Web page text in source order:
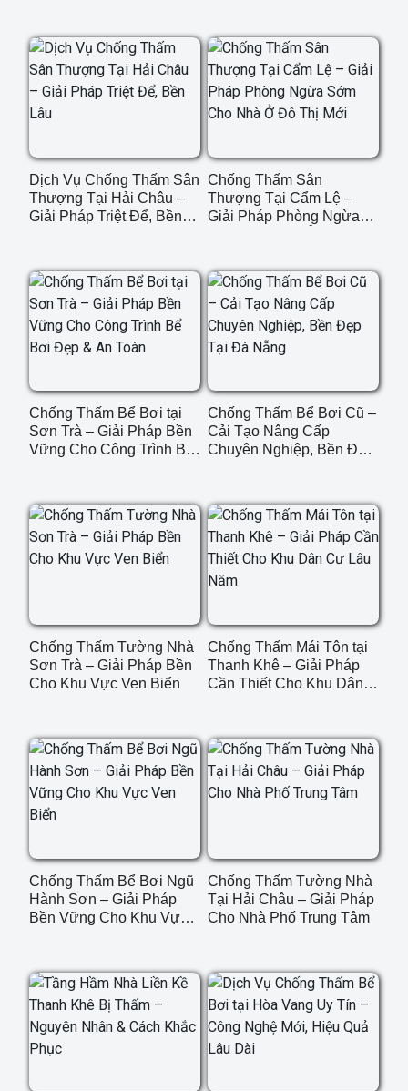
Dịch Vụ Chống Thấm Sân
Thượng Tại Hải Châu –
Giải Pháp Triệt Để, Bền
Chống Thấm Sân
Thượng Tại Cẩm Lệ –
Giải Pháp Phòng Ngừa
Chống Thấm Bể Bơi tại
Sơn Trà – Giải Pháp Bền
Vững Cho Công Trình Bể
Chống Thấm Bể Bơi Cũ –
Cải Tạo Nâng Cấp
Chuyên Nghiệp, Bền Đẹp
Chống Thấm Tường Nhà
Sơn Trà – Giải Pháp Bền
Cho Khu Vực Ven Biển
Chống Thấm Mái Tôn tại
Thanh Khê – Giải Pháp
Cần Thiết Cho Khu Dân
Chống Thấm Bể Bơi Ngũ
Hành Sơn – Giải Pháp
Bền Vững Cho Khu Vực
Chống Thấm Tường Nhà
Tại Hải Châu – Giải Pháp
Cho Nhà Phố Trung Tâm